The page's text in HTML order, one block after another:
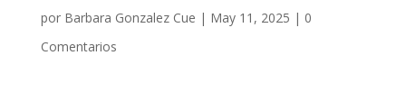
por Barbara Gonzalez Cue | May 11, 2025 | 0
Comentarios